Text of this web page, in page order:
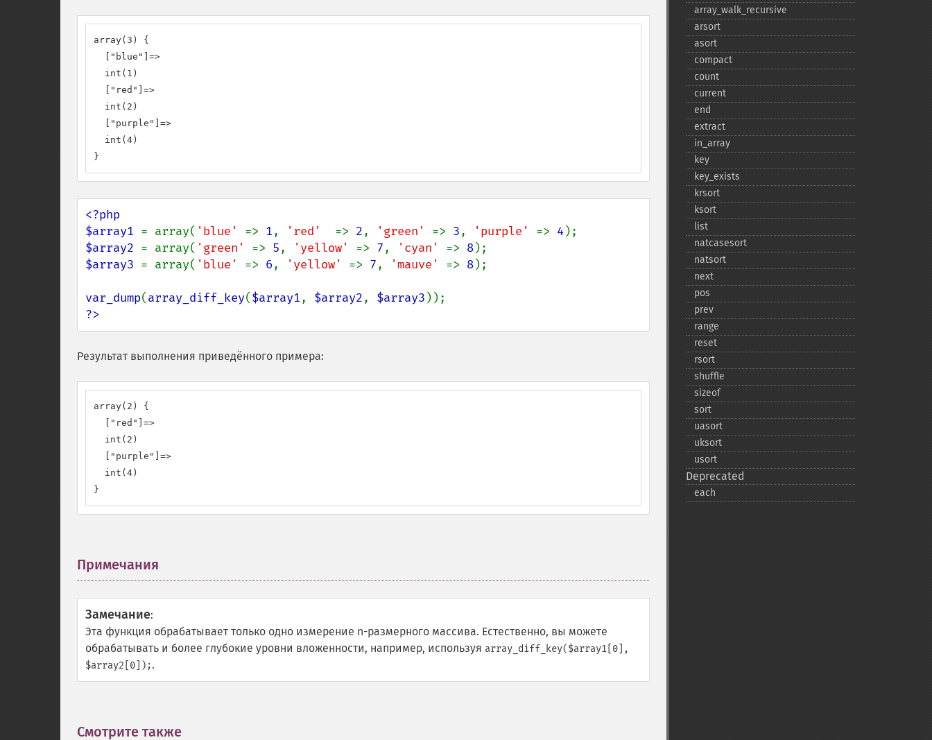
array(3) {
  ["blue"]=>
  int(1)
  ["red"]=>
  int(2)
  ["purple"]=>
  int(4)
}
<?php
$array1 = array( 'blue' => 1, 'red' => 2, 'green' => 3, 'purple' => 4
$array2 = array( 'green' => 5, 'yellow' => 7, 'cyan' => 8
$array3 = array( 'blue' => 6, 'yellow' => 7, 'mauve' => 8);
var_dump(array_diff_key($array1, $array2, $array3
?>
Результат выполнения приведённого примера:
array(2) {
  ["red"]=>
  int(2)
  ["purple"]=>
  int(4)
}
Примечания
Замечание:
Эта функция обрабатывает только одно измерение n-размерного массива. Естественно, вы можете
обрабатывать и более глубокие уровни вложенности, например, используя array_diff_key($array1[0],
$array2[0]);.
Смотрите также
array_​walk_​recursive
arsort
asort
compact
count
current
end
extract
in_​array
key
key_​exists
krsort
ksort
list
natcasesort
natsort
next
pos
prev
range
reset
rsort
shuffle
sizeof
sort
uasort
uksort
usort
Deprecated
each